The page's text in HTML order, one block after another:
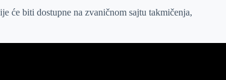
će biti dostupne na zvaničnom sajtu takmičenja,